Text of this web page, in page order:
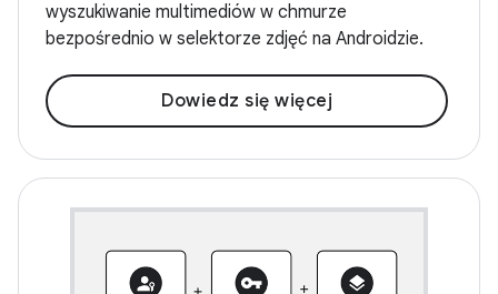
wyszukiwanie multimediów w chmurze
bezpośrednio w selektorze zdjęć na Androidzie.
Dowiedz się więcej